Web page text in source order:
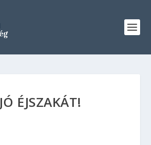
JÓ ÉJSZAKÁT!